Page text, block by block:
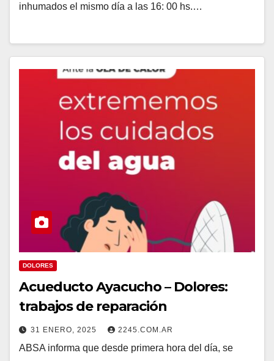
inhumados el mismo día a las 16: 00 hs.…
DOLORES
Acueducto Ayacucho – Dolores:
trabajos de reparación
31 ENERO, 2025 2245.COM.AR
ABSA informa que desde primera hora del día, se